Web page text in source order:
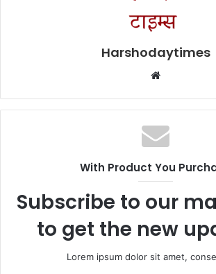
Harshodaytimes
Website
With Product You
Subscribe to our
to get the new
Lorem ipsum dolor sit amet,